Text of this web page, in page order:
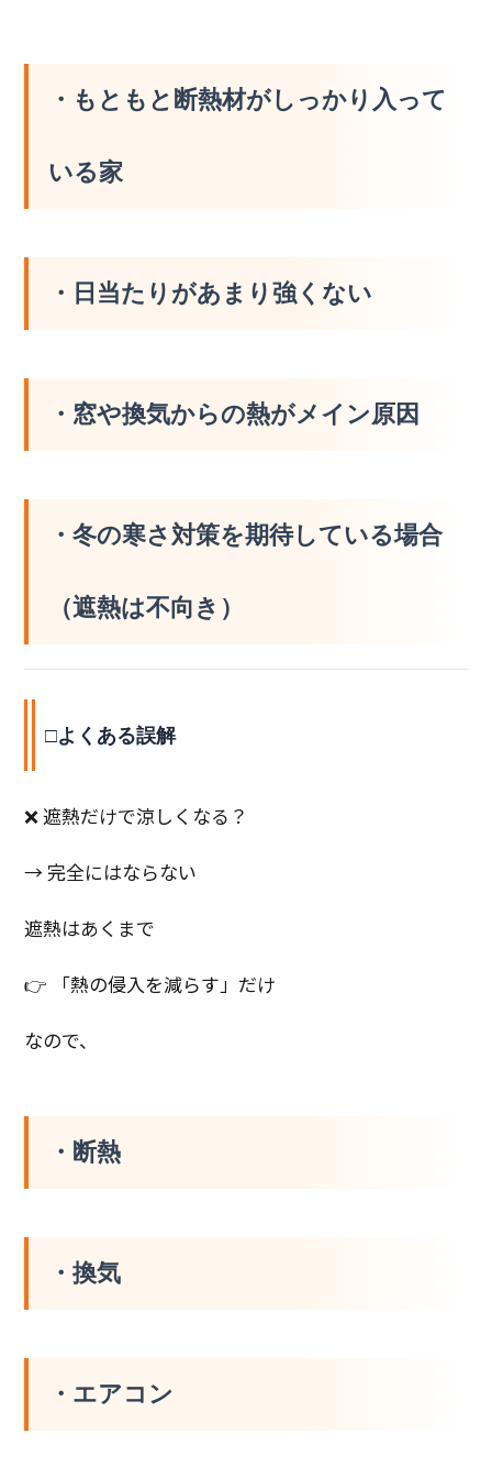
・もともと断熱材がしっかり入って
いる家
・日当たりがあまり強くない
・窓や換気からの熱がメイン原因
・冬の寒さ対策を期待している場合
（遮熱は不向き）
□よくある誤解
❌ 遮熱だけで涼しくなる？
→ 完全にはならない
遮熱はあくまで
👉 「熱の侵入を減らす」だけ
なので、
・断熱
・換気
・エアコン